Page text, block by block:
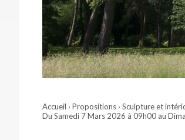
Accueil › Propositions › Sculpture et
Du Samedi 7 Mars 2026 à 09h00 au